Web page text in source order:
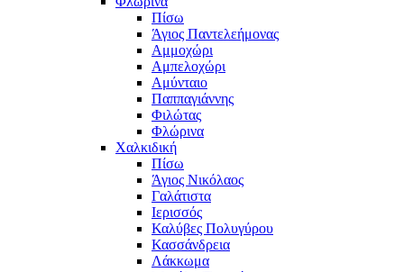
Πίσω
Άγιος Παντελεήμονας
Αμμοχώρι
Αμπελοχώρι
Αμύνταιο
Παππαγιάννης
Φιλώτας
Φλώρινα
Χαλκιδική
Πίσω
Άγιος Νικόλαος
Γαλάτιστα
Ιερισσός
Καλύβες Πολυγύρου
Κασσάνδρεια
Λάκκωμα